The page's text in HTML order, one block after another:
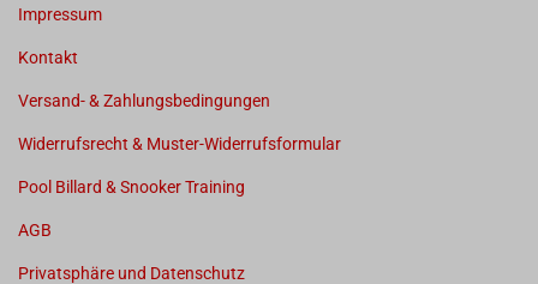
Impressum
Kontakt
Versand- & Zahlungsbedingungen
Widerrufsrecht & Muster-Widerrufsformular
Pool Billard & Snooker Training
AGB
Privatsphäre und Datenschutz